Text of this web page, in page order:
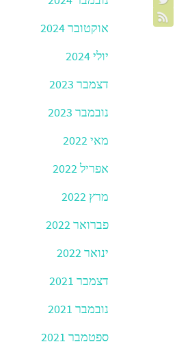
אוקטובר 2024
יולי 2024
דצמבר 2023
נובמבר 2023
מאי 2022
אפריל 2022
מרץ 2022
פברואר 2022
ינואר 2022
דצמבר 2021
נובמבר 2021
ספטמבר 2021